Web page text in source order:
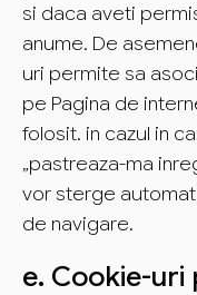
si daca aveti
anume. De
uri permite sa
pe Pagina de
folosit. in cazul in
„pastreaza-ma
vor sterge
de navigare.
e. Cookie-